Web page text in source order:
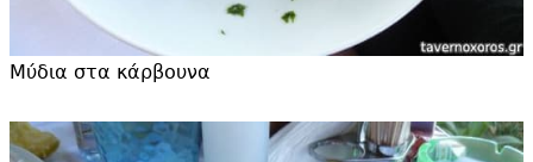
Μύδια στα κάρβουνα